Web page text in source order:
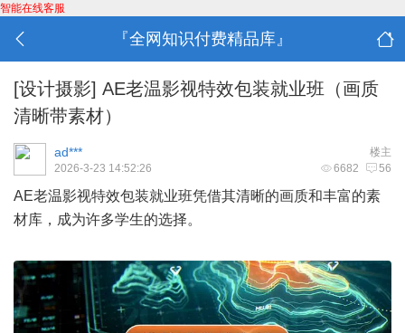
智能在线客服
『全网知识付费精品库』
[设计摄影] AE老温影视特效包装就业班（画质
清晰带素材）
楼主
ad***
6682 56
2026-3-23 14:52:26
AE老温影视特效包装就业班凭借其清晰的画质和丰富的素
材库，成为许多学生的选择。